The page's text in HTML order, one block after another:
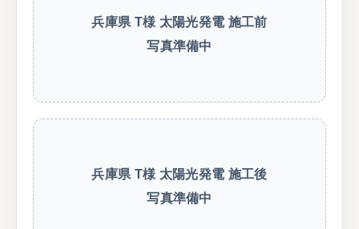
兵庫県 T様 太陽光発電 施工前
写真準備中
兵庫県 T様 太陽光発電 施工後
写真準備中